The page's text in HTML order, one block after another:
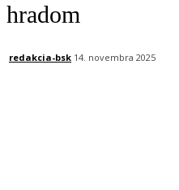
hradom
redakcia-bsk 14. novembra 2025